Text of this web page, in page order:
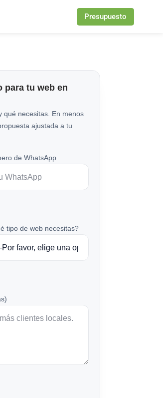
Presupuesto
para tu web en
qué necesitas. En menos
ajustada a tu
de WhatsApp
tipo de web necesitas?